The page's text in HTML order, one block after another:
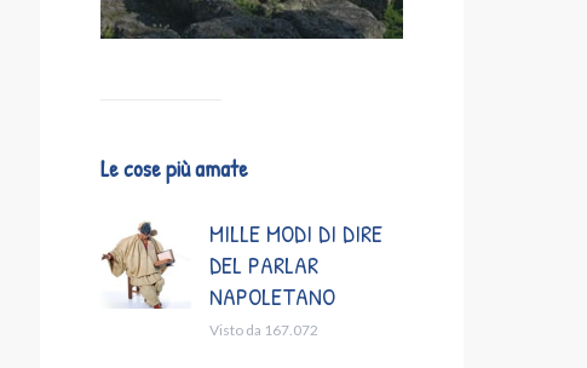
Le cose più amate
MILLE MODI DI DIRE
DEL PARLAR
NAPOLETANO
Visto da 167.072